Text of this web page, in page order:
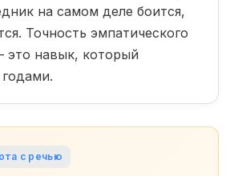
на самом деле боится,
Точность эмпатического
это навык, который
с речью